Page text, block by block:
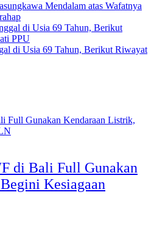
Mendalam atas Wafatnya
di Usia 69 Tahun, Berikut Riwayat
di Bali Full Gunakan
Kesiagaan